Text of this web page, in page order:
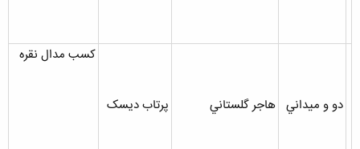
دو و ميداني هاجر گلستاني پرتاب ديسک
کسب مدال نقره